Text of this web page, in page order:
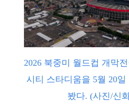
2026 북중미 월드컵 개막
시티 스타디움을 5월 20
봤다. (사진/신